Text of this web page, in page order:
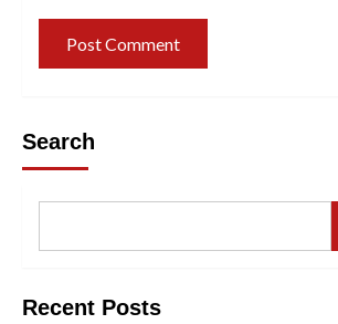
Search
Recent Posts